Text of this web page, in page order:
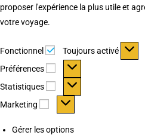
proposer l'expérience la plus utile et
votre voyage.
Fonctionnel Fonctionnel
Toujours activé
Préférences
Préférences
Statistiques Statistiques
Marketing Marketing
Gérer les options